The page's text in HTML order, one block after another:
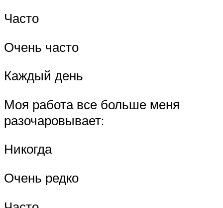
Часто
Очень часто
Каждый день
Моя работа все больше меня
разочаровывает:
Никогда
Очень редко